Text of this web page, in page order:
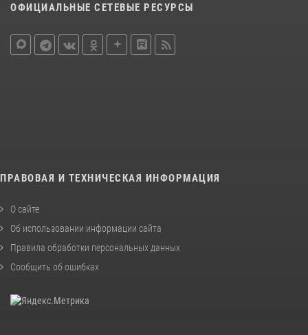
ОФИЦИАЛЬНЫЕ СЕТЕВЫЕ РЕСУРСЫ
ПРАВОВАЯ И ТЕХНИЧЕСКАЯ ИНФОРМАЦИЯ
О сайте
Об использовании информации сайта
Правила обработки персональных данных
Сообщить об ошибках